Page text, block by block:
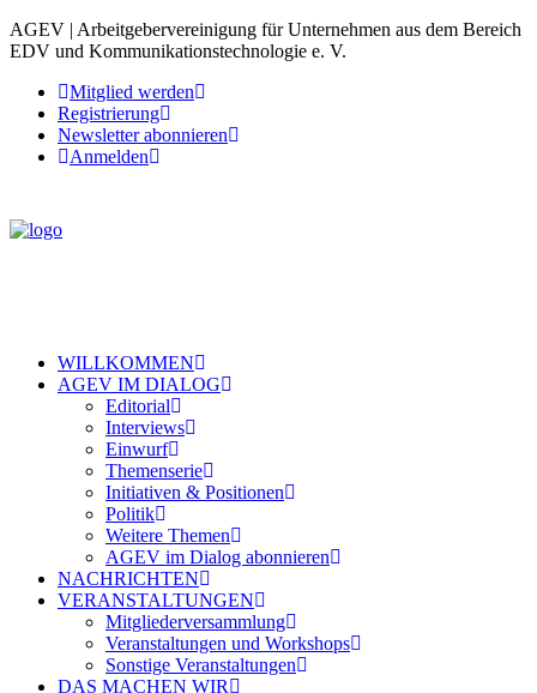
AGEV | Arbeitgebervereinigung für Unternehmen aus dem Bereich
EDV und Kommunikationstechnologie e. V.
Mitglied werden
Registrierung
Newsletter abonnieren
Anmelden
WILLKOMMEN
AGEV IM DIALOG
Editorial
Interviews
Einwurf
Themenserie
Initiativen & Positionen
Politik
Weitere Themen
AGEV im Dialog abonnieren
NACHRICHTEN
VERANSTALTUNGEN
Mitgliederversammlung
Veranstaltungen und Workshops
Sonstige Veranstaltungen
DAS MACHEN WIR